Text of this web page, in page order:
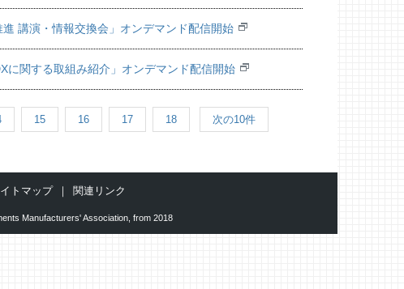
進 講演・情報交換会」オンデマンド配信開始
に関する取組み紹介」オンデマンド配信開始
15 16 17 18 次の10件
トマップ 関連リンク
Manufacturers' Association, from 2018